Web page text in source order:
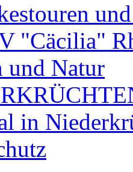
"Cäcilia"
und Natur
in